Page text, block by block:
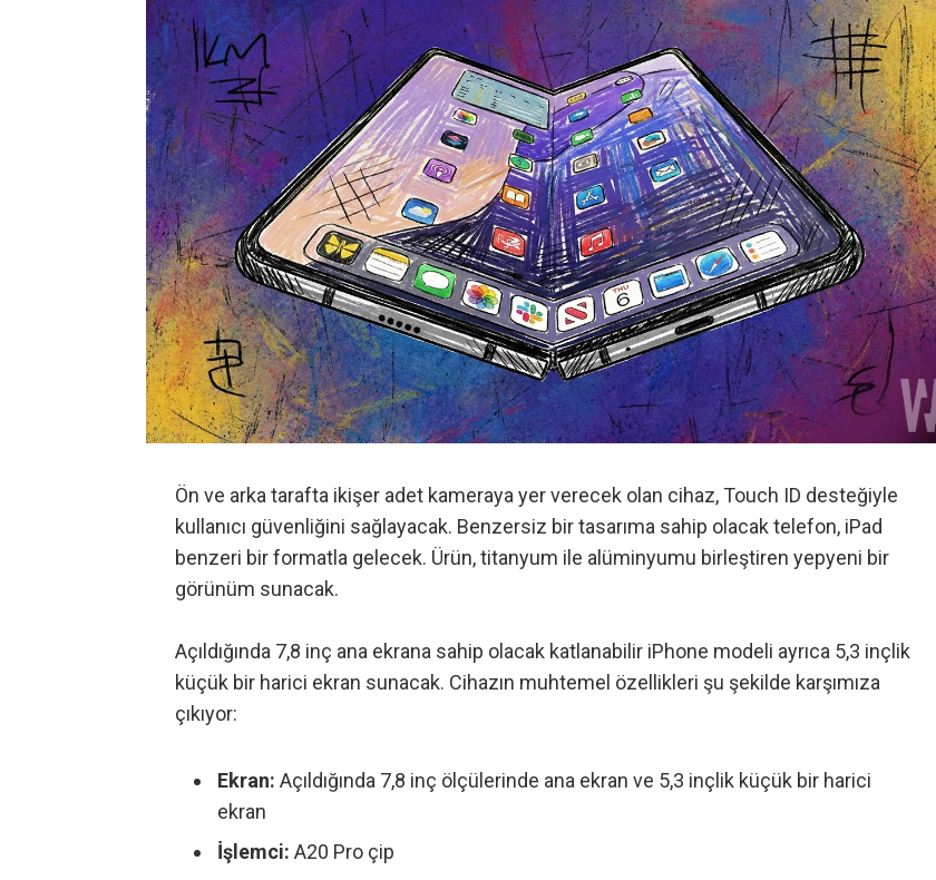
Ön ve arka tarafta ikişer adet kameraya yer verecek olan cihaz, Touch ID desteğiyle
kullanıcı güvenliğini sağlayacak. Benzersiz bir tasarıma sahip olacak telefon, iPad
benzeri bir formatla gelecek. Ürün, titanyum ile alüminyumu birleştiren yepyeni bir
görünüm sunacak.
Açıldığında 7,8 inç ana ekrana sahip olacak katlanabilir iPhone modeli ayrıca 5,3 inçlik
küçük bir harici ekran sunacak. Cihazın muhtemel özellikleri şu şekilde karşımıza
çıkıyor:
Ekran: Açıldığında 7,8 inç ölçülerinde ana ekran ve 5,3 inçlik küçük bir harici
ekran
İşlemci: A20 Pro çip